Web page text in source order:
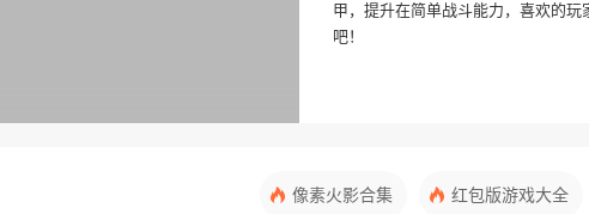
甲，提升在简单战斗能力，喜欢的玩
吧！
像素火影合集 红包版游戏大全